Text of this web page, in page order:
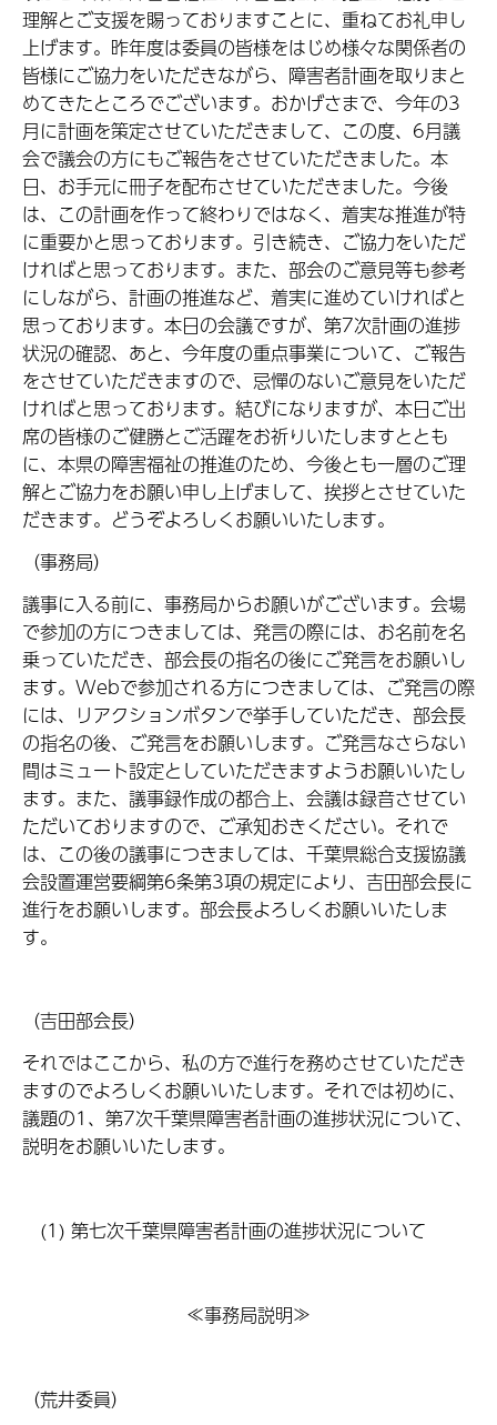
理解とご支援を賜っておりますことに、重ねてお礼申し
上げます。昨年度は委員の皆様をはじめ様々な関係者の
皆様にご協力をいただきながら、障害者計画を取りまと
めてきたところでございます。おかげさまで、今年の3
月に計画を策定させていただきまして、この度、6月議
会で議会の方にもご報告をさせていただきました。本
日、お手元に冊子を配布させていただきました。今後
は、この計画を作って終わりではなく、着実な推進が特
に重要かと思っております。引き続き、ご協力をいただ
ければと思っております。また、部会のご意見等も参考
にしながら、計画の推進など、着実に進めていければと
思っております。本日の会議ですが、第7次計画の進捗
状況の確認、あと、今年度の重点事業について、ご報告
をさせていただきますので、忌憚のないご意見をいただ
ければと思っております。結びになりますが、本日ご出
席の皆様のご健勝とご活躍をお祈りいたしますととも
に、本県の障害福祉の推進のため、今後とも一層のご理
解とご協力をお願い申し上げまして、挨拶とさせていた
だきます。どうぞよろしくお願いいたします。
（事務局）
議事に入る前に、事務局からお願いがございます。会場
で参加の方につきましては、発言の際には、お名前を名
乗っていただき、部会長の指名の後にご発言をお願いし
ます。Webで参加される方につきましては、ご発言の際
には、リアクションボタンで挙手していただき、部会長
の指名の後、ご発言をお願いします。ご発言なさらない
間はミュート設定としていただきますようお願いいたし
ます。また、議事録作成の都合上、会議は録音させてい
ただいておりますので、ご承知おきください。それで
は、この後の議事につきましては、千葉県総合支援協議
会設置運営要綱第6条第3項の規定により、吉田部会長に
進行をお願いします。部会長よろしくお願いいたしま
す。
（吉田部会長）
それではここから、私の方で進行を務めさせていただき
ますのでよろしくお願いいたします。それでは初めに、
議題の1、第7次千葉県障害者計画の進捗状況について、
説明をお願いいたします。
(1) 第七次千葉県障害者計画の進捗状況について
≪事務局説明≫
（荒井委員）